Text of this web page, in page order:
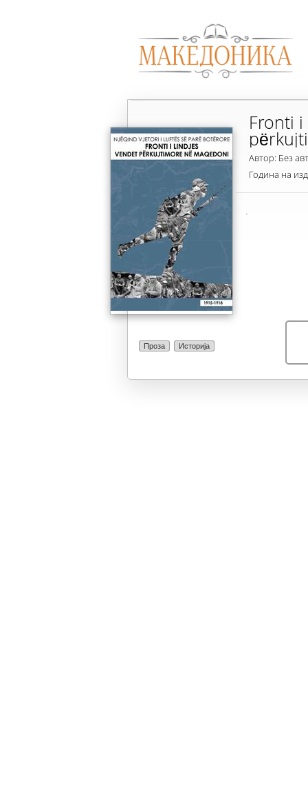
Проза Историја
Fronti
Автор: Без
Година на
.